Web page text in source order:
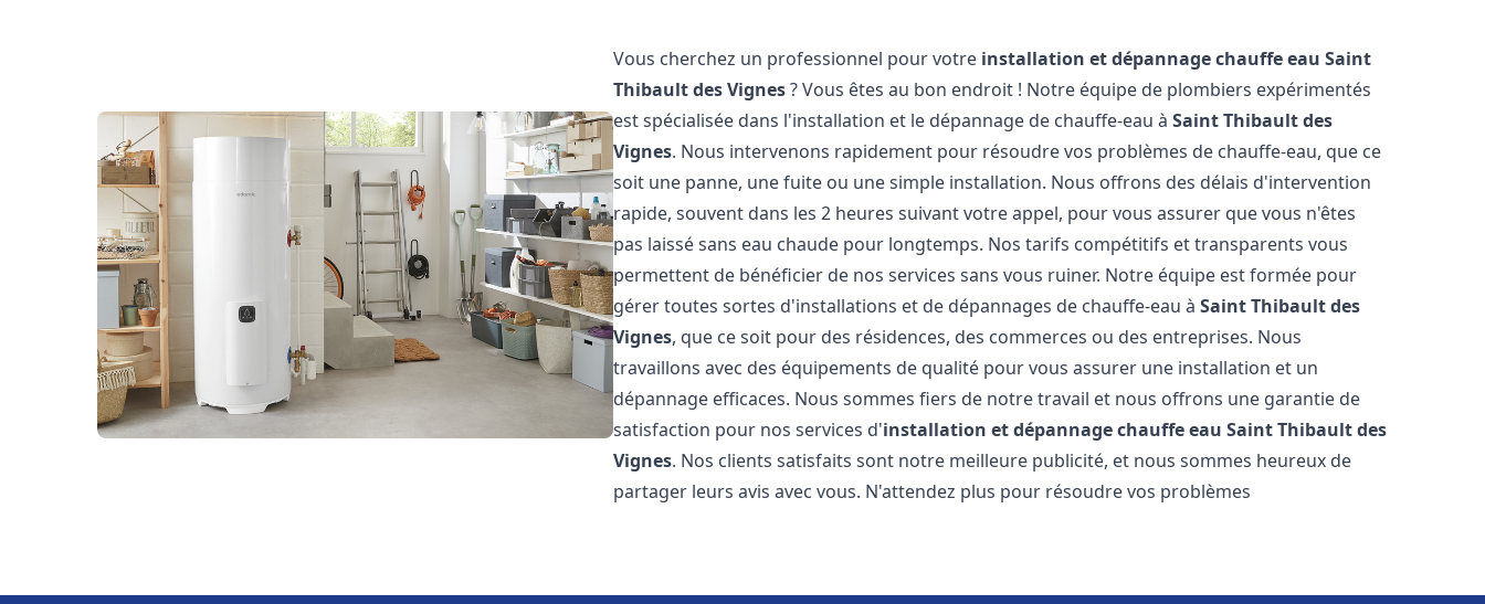
Vous cherchez un professionnel pour votre installation et dépannage chauffe eau Saint
Thibault des Vignes? Vous êtes au bon endroit ! Notre équipe de plombiers expérimentés
est spécialisée dans l'installation et le dépannage de chauffe-eau àSaint Thibault des
Vignes. Nous intervenons rapidement pour résoudre vos problèmes de chauffe-eau, que ce
soit une panne, une fuite ou une simple installation. Nous offrons des délais d'intervention
rapide, souvent dans les 2 heures suivant votre appel, pour vous assurer que vous n'êtes
pas laissé sans eau chaude pour longtemps. Nos tarifs compétitifs et transparents vous
permettent de bénéficier de nos services sans vous ruiner. Notre équipe est formée pour
gérer toutes sortes d'installations et de dépannages de chauffe-eau àSaint Thibault des
Vignes, que ce soit pour des résidences, des commerces ou des entreprises. Nous
travaillons avec des équipements de qualité pour vous assurer une installation et un
dépannage efficaces. Nous sommes fiers de notre travail et nous offrons une garantie de
satisfaction pour nos services d'installation et dépannage chauffe eau Saint Thibault des
Vignes. Nos clients satisfaits sont notre meilleure publicité, et nous sommes heureux de
partager leurs avis avec vous. N'attendez plus pour résoudre vos problèmes